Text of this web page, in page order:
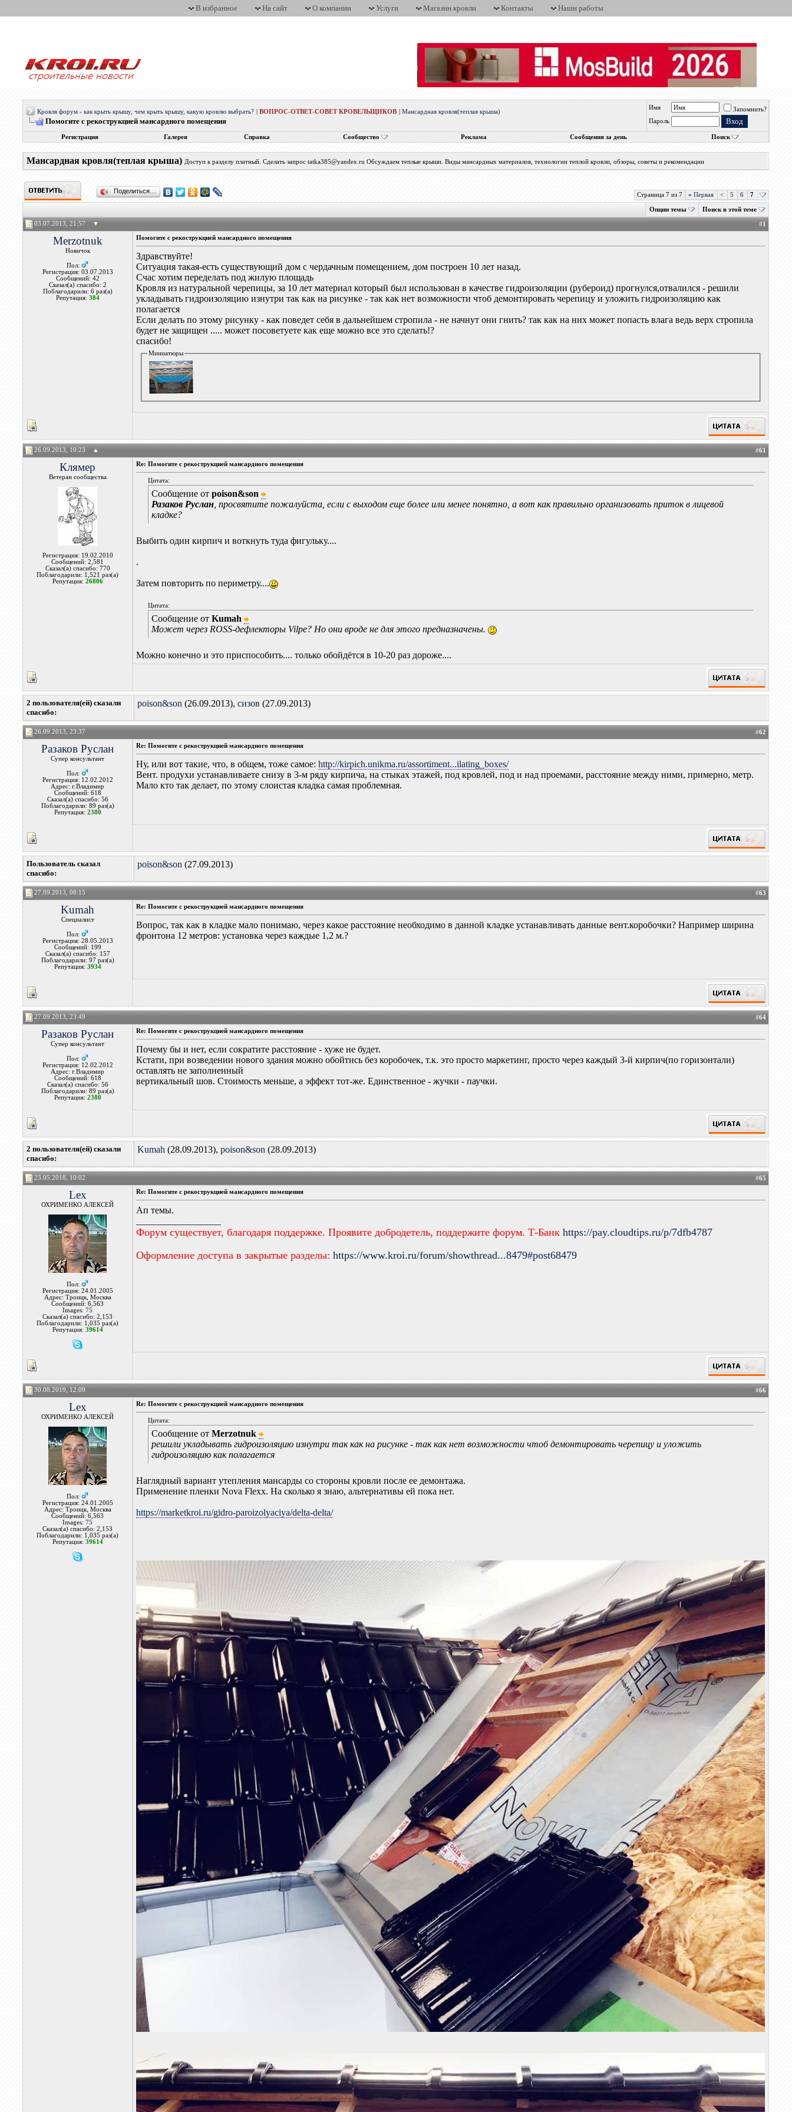
В избранное На сайт О компании Услуги Магазин кровли Контакты Наши работы
Кровля форум - как крыть крышу, чем крыть крышу, какую кровлю выбрать? |ВОПРОС-ОТВЕТ-СОВЕТ КРОВЕЛЬЩИКОВ |Мансардная кровля(теплая крыша)
Помогите с рекострукцией мансардного помещения
Имя
Запомнить?
Пароль
Регистрация Галерея Справка Сообщество Реклама Сообщения за день Поиск
Мансардная кровля(теплая крыша) Доступ к разделу платный. Сделать запрос tatka385@yandex.ru Обсуждаем теплые крыши. Виды мансардных материалов, технологии теплой кровли, обзоры, советы и рекомендации
Поделиться…
Страница 7 из 7 « Первая < 5 6 7
Опции темы Поиск в этой теме
03.07.2013, 21:57 ▼ #1
Merzotnuk
Новичок
Пол:
Регистрация: 03.07.2013
Сообщений: 42
Сказал(а) спасибо: 2
Поблагодарили: 6 раз(а)
Репутация: 384
Помогите с рекострукцией мансардного помещения
Здравствуйте!
Ситуация такая-есть существующий дом с чердачным помещением, дом построен 10 лет назад.
Счас хотим переделать под жилую площадь
Кровля из натуральной черепицы, за 10 лет материал который был использован в качестве гидроизоляции (рубероид) прогнулся,отвалился - решили
укладывать гидроизоляцию изнутри так как на рисунке - так как нет возможности чтоб демонтировать черепицу и уложить гидроизоляцию как
полагается
Если делать по этому рисунку - как поведет себя в дальнейшем стропила - не начнут они гнить? так как на них может попасть влага ведь верх стропила
будет не защищен ..... может посоветуете как еще можно все это сделать!?
спасибо!
Миниатюры
26.09.2013, 10:23 ▲ #61
Клямер
Ветеран сообщества
Регистрация: 19.02.2010
Сообщений: 2,581
Сказал(а) спасибо: 770
Поблагодарили: 1,521 раз(а)
Репутация: 26806
Re: Помогите с рекострукцией мансардного помещения
Цитата:
Сообщение отpoison&son
Разаков Руслан , просвятите пожалуйста, если с выходом еще более или менее понятно, а вот как правильно организовать приток в лицевой
кладке?
Выбить один кирпич и воткнуть туда фигульку....
.
Затем повторить по периметру....
Цитата:
Сообщение отKumah
Может через ROSS-дефлекторы Vilpe? Но они вроде не для этого предназначены.
Можно конечно и это приспособить.... только обойдётся в 10-20 раз дороже....
2 пользователя(ей) сказали
cпасибо:
poison&son (26.09.2013),сизов (27.09.2013)
26.09.2013, 23:37 #62
Разаков Руслан
Супер консультант
Пол:
Регистрация: 12.02.2012
Адрес: г.Владимир
Сообщений: 618
Сказал(а) спасибо: 56
Поблагодарили: 89 раз(а)
Репутация: 2380
Re: Помогите с рекострукцией мансардного помещения
Ну, или вот такие, что, в общем, тоже самое:http://kirpich.unikma.ru/assortiment...ilating_boxes/
Вент. продухи устанавливаете снизу в 3-м ряду кирпича, на стыках этажей, под кровлей, под и над проемами, расстояние между ними, примерно, метр.
Мало кто так делает, по этому слоистая кладка самая проблемная.
Пользователь сказал
cпасибо:
poison&son (27.09.2013)
27.09.2013, 08:15 #63
Kumah
Специалист
Пол:
Регистрация: 28.05.2013
Сообщений: 199
Сказал(а) спасибо: 157
Поблагодарили: 97 раз(а)
Репутация: 3934
Re: Помогите с рекострукцией мансардного помещения
Вопрос, так как в кладке мало понимаю, через какое расстояние необходимо в данной кладке устанавливать данные вент.коробочки? Например ширина
фронтона 12 метров: установка через каждые 1,2 м.?
27.09.2013, 23:49 #64
Разаков Руслан
Супер консультант
Пол:
Регистрация: 12.02.2012
Адрес: г.Владимир
Сообщений: 618
Сказал(а) спасибо: 56
Поблагодарили: 89 раз(а)
Репутация: 2380
Re: Помогите с рекострукцией мансардного помещения
Почему бы и нет, если сократите расстояние - хуже не будет.
Кстати, при возведении нового здания можно обойтись без коробочек, т.к. это просто маркетинг, просто через каждый 3-й кирпич(по горизонтали)
оставлять не заполненный
вертикальный шов. Стоимость меньше, а эффект тот-же. Единственное - жучки - паучки.
2 пользователя(ей) сказали
cпасибо:
Kumah (28.09.2013),poison&son (28.09.2013)
23.05.2018, 10:02 #65
Lex
ОХРИМЕНКО АЛЕКСЕЙ
Пол:
Регистрация: 24.01.2005
Адрес: Троицк, Москва
Сообщений: 6,563
Images:75
Сказал(а) спасибо: 2,153
Поблагодарили: 1,035 раз(а)
Репутация: 39614
Re: Помогите с рекострукцией мансардного помещения
Ап темы.
Форум существует, благодаря поддержке. Проявите добродетель, поддержите форум. Т-Банкhttps://pay.cloudtips.ru/p/7dfb4787
Оформление доступа в закрытые разделы:https://www.kroi.ru/forum/showthread...8479#post68479
30.08.2019, 12:09 #66
Lex
ОХРИМЕНКО АЛЕКСЕЙ
Пол:
Регистрация: 24.01.2005
Адрес: Троицк, Москва
Сообщений: 6,563
Images:75
Сказал(а) спасибо: 2,153
Поблагодарили: 1,035 раз(а)
Репутация: 39614
Re: Помогите с рекострукцией мансардного помещения
Цитата:
Сообщение отMerzotnuk
решили укладывать гидроизоляцию изнутри так как на рисунке - так как нет возможности чтоб демонтировать черепицу и уложить
гидроизоляцию как полагается
Наглядный вариант утепления мансарды со стороны кровли после ее демонтажа.
Применение пленки Nova Flexx. На сколько я знаю, альтернативы ей пока нет.
https://marketkroi.ru/gidro-paroizolyaciya/delta-delta/